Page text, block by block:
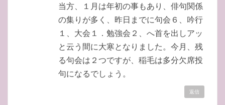
当方、１月は年初の事もあり、俳句関係
の集りが多く、昨日までに句会６、吟行
１、大会１．勉強会２、へ首を出しアッ
と云う間に大寒となりました。今月、残
る句会は２つですが、稲毛は多分欠席投
句になるでしょう。
返信